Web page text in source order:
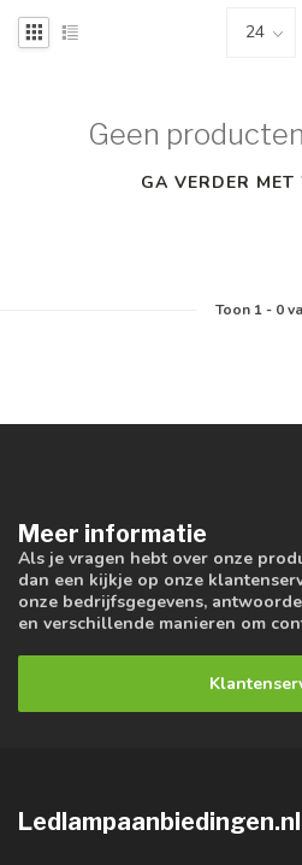
Geen
GA VERDER MET
Toon 1- 0
Meer informatie
Als je vragen hebt over onze
dan een kijkje op onze
onze bedrijfsgegevens,
en verschillende manieren om
Ledlampaanbiedingen.nl